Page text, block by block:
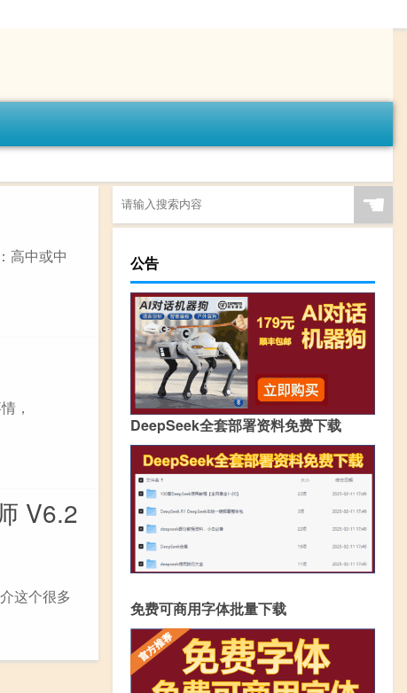
高中或中
，
V6.2
这个很多
☚
公告
DeepSeek全套部署资料免费下载
免费可商用字体批量下载